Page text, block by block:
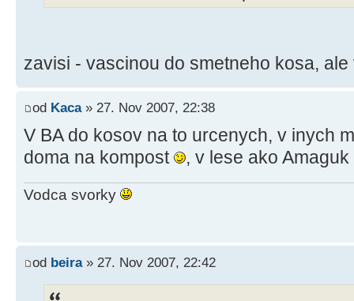
zavisi - vascinou do smetneho kosa,
od Kaca» 27. Nov 2007, 22:38
V BA do kosov na to urcenych, v inych
doma na kompost
, v lese ako
Vodca svorky
od beira» 27. Nov 2007, 22:42